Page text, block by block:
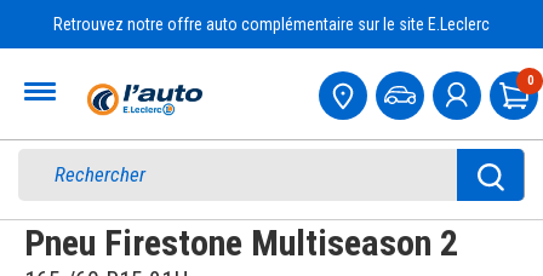
Retrouvez notre offre auto complémentaire sur le site E.Leclerc
0
Pneu Firestone Multiseason 2